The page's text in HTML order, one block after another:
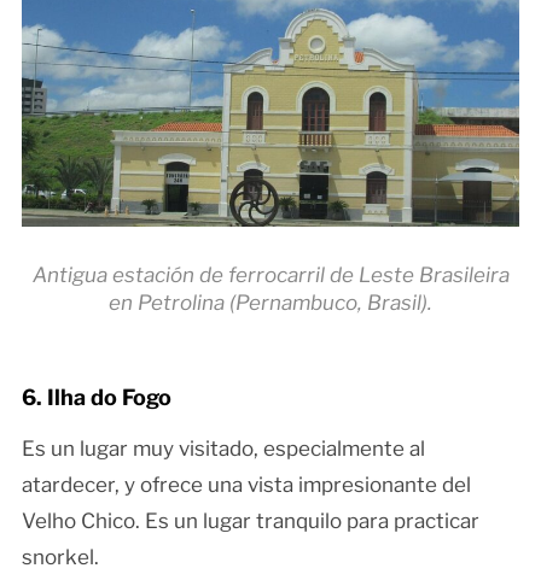
Antigua estación de ferrocarril de Leste Brasileira
en Petrolina (Pernambuco, Brasil).
6. Ilha do Fogo
Es un lugar muy visitado, especialmente al
atardecer, y ofrece una vista impresionante del
Velho Chico. Es un lugar tranquilo para practicar
snorkel.